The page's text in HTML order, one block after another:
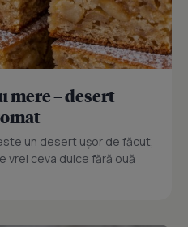
mere – desert
un desert ușor de făcut,
vrei ceva dulce fără ouă